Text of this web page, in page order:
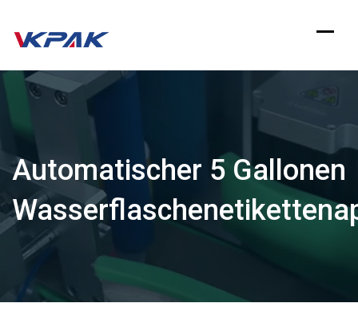
Automatischer 5 Gallonen